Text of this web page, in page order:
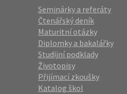
Seminárky a referáty
Čtenářský deník
Maturitní otázky
Diplomky a bakalářky
Studijní podklady
Životopisy
Přijímací zkoušky
Katalog škol